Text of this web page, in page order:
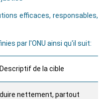
efficaces, responsables,
par l'ONU ainsi qu'il suit:
Descriptif de la cible
nettement, partout